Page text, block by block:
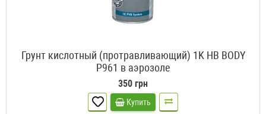
Грунт кислотный (протравливающий) 1K HB BODY
P961 в аэрозоле
350 грн
Купить